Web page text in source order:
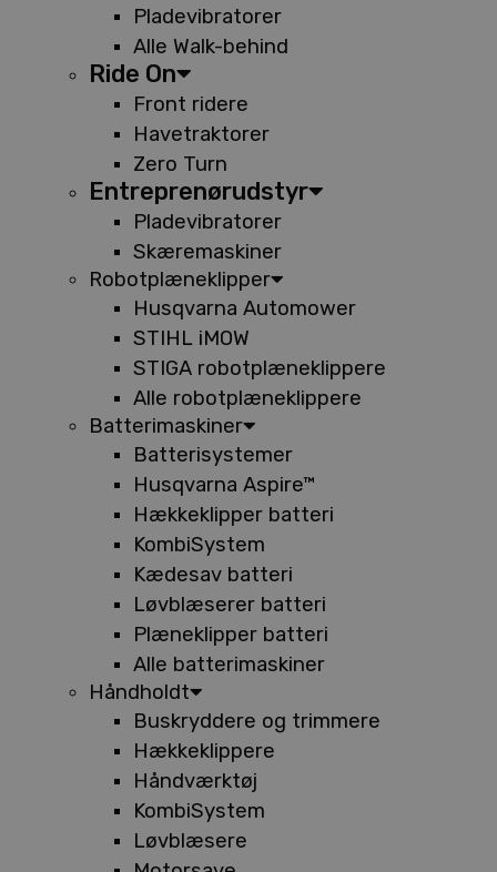
Pladevibratorer
Alle Walk-behind
Ride On
Front ridere
Havetraktorer
Zero Turn
Entreprenørudstyr
Pladevibratorer
Skæremaskiner
Robotplæneklipper
Husqvarna Automower
STIHL iMOW
STIGA robotplæneklippere
Alle robotplæneklippere
Batterimaskiner
Batterisystemer
Husqvarna Aspire™
Hækkeklipper batteri
KombiSystem
Kædesav batteri
Løvblæserer batteri
Plæneklipper batteri
Alle batterimaskiner
Håndholdt
Buskryddere og trimmere
Hækkeklippere
Håndværktøj
KombiSystem
Løvblæsere